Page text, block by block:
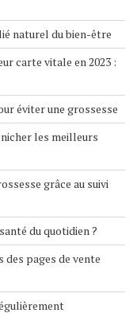
naturel du bien-être
carte vitale en 2023 :
éviter une grossesse
les meilleurs
grâce au suivi
du quotidien ?
pages de vente